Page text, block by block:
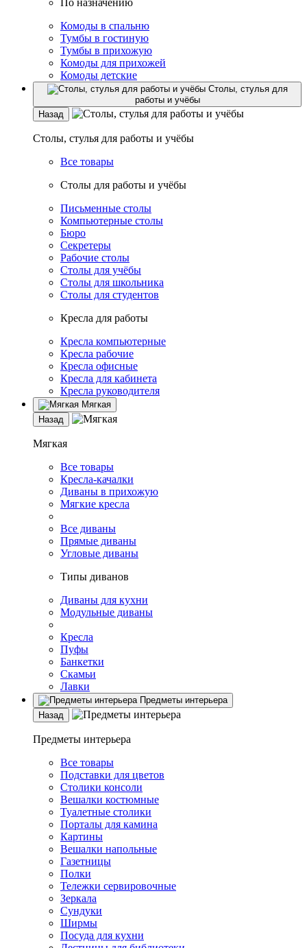
По назначению
Комоды в спальню
Тумбы в гостиную
Тумбы в прихожую
Комоды для прихожей
Комоды детские
Столы, стулья для
работы и учёбы
Назад
Столы, стулья для работы и учёбы
Все товары
Столы для работы и учёбы
Письменные столы
Компьютерные столы
Бюро
Секретеры
Рабочие столы
Столы для учёбы
Столы для школьника
Столы для студентов
Кресла для работы
Кресла компьютерные
Кресла рабочие
Кресла офисные
Кресла для кабинета
Кресла руководителя
Мягкая
Назад
Мягкая
Все товары
Кресла-качалки
Диваны в прихожую
Мягкие кресла
Все диваны
Прямые диваны
Угловые диваны
Типы диванов
Диваны для кухни
Модульные диваны
Кресла
Пуфы
Банкетки
Скамьи
Лавки
Предметы интерьера
Назад
Предметы интерьера
Все товары
Подставки для цветов
Столики консоли
Вешалки костюмные
Туалетные столики
Порталы для камина
Картины
Вешалки напольные
Газетницы
Полки
Тележки сервировочные
Зеркала
Сундуки
Ширмы
Посуда для кухни